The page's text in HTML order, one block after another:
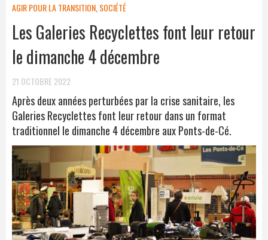
AGIR POUR LA TRANSITION SOCIÉTÉ
Les Galeries Recyclettes font leur retour
le dimanche 4 décembre
21 OCTOBRE 2022
Après deux années perturbées par la crise sanitaire, les
Galeries Recyclettes font leur retour dans un format
traditionnel le dimanche 4 décembre aux Ponts-de-Cé.